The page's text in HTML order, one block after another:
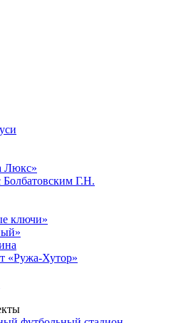
Люкс»
Г.Н.
ключи»
«Ружа-Хутор»